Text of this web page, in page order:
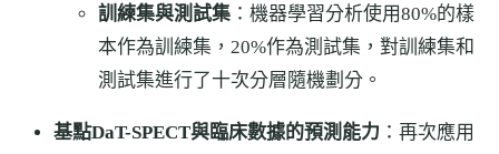
訓練集與測試集 ：機器學習分析使用80%的樣
本作為訓練集，20%作為測試集，對訓練集和
測試集進行了十次分層隨機劃分。
基點DaT-SPECT與臨床數據的預測能力 ：再次應用